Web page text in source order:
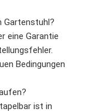
Gartenstuhl?
eine Garantie
Bedingungen
ist in